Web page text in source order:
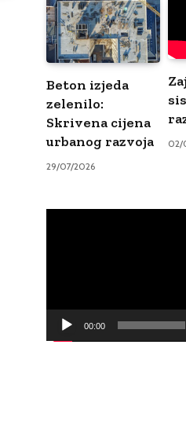
Beton izjeda
zelenilo:
Skrivena cijena
urbanog razvoja
29/07/2026
02/
00:00